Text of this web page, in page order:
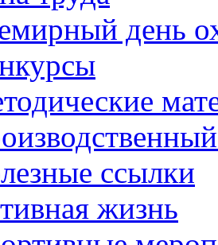
день
ссылки
жизнь